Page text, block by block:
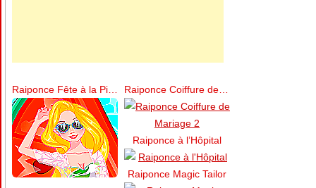
Raiponce à l’Hôpital
Raiponce Magic Tailor